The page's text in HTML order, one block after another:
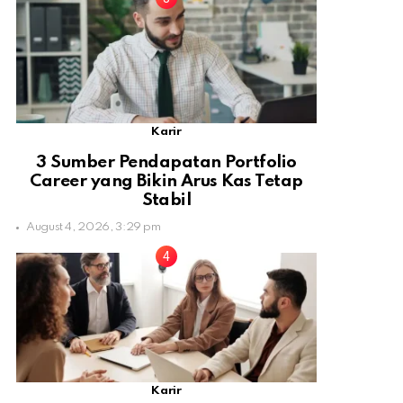
Karir
3 Sumber Pendapatan Portfolio
Career yang Bikin Arus Kas Tetap
Stabil
August 4, 2026, 3:29 pm
Karir